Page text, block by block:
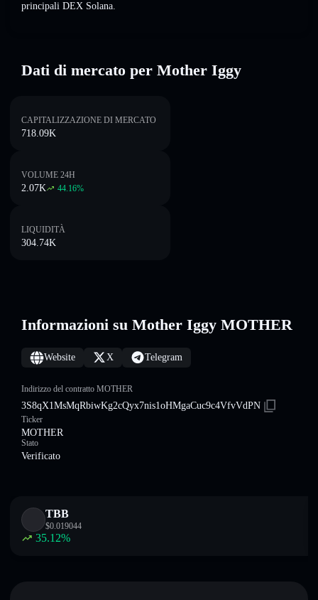
principali DEX Solana.
Dati di mercato per Mother Iggy
CAPITALIZZAZIONE DI MERCATO
718.09K
VOLUME 24H
2.07K 44.16%
LIQUIDITÀ
304.74K
Informazioni su Mother Iggy MOTHER
Website X Telegram
Indirizzo del contratto MOTHER
3S8qX1MsMqRbiwKg2cQyx7nis1oHMgaCuc9c4VfvVdPN
Ticker
MOTHER
Stato
Verificato
TBB
$0.019044
35.12%